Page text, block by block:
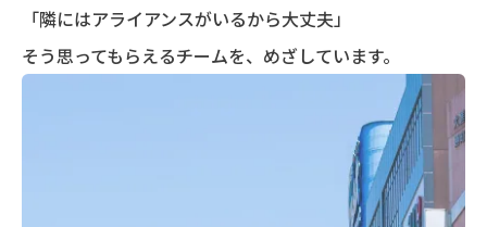
「隣にはアライアンスがいるから大丈夫」
そう思ってもらえるチームを、めざしています。